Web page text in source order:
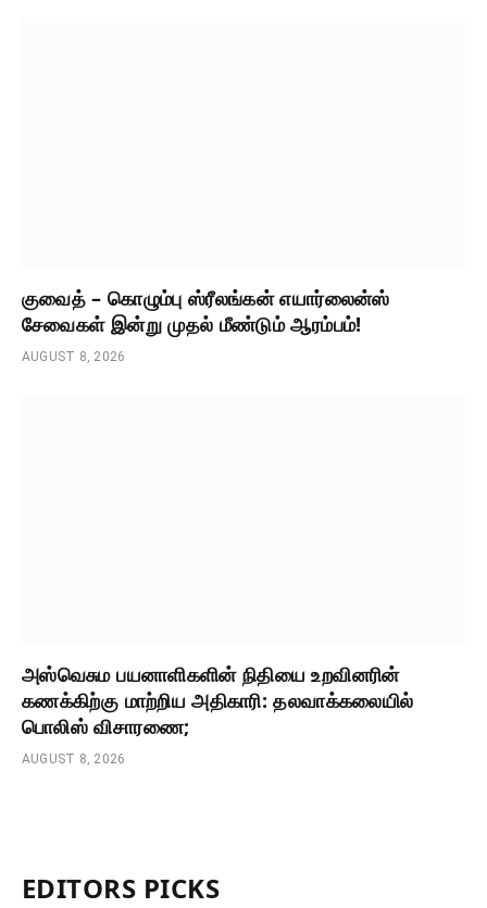
குவைத் – கொழும்பு ஸ்ரீலங்கன் எயார்லைன்ஸ்
சேவைகள் இன்று முதல் மீண்டும் ஆரம்பம்!
AUGUST 8, 2026
அஸ்வெசும பயனாளிகளின் நிதியை உறவினரின்
கணக்கிற்கு மாற்றிய அதிகாரி: தலவாக்கலையில்
பொலிஸ் விசாரணை;
AUGUST 8, 2026
EDITORS PICKS